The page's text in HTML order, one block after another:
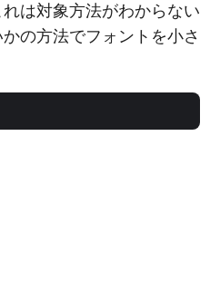
は対象方法がわからない
の方法でフォントを小さ